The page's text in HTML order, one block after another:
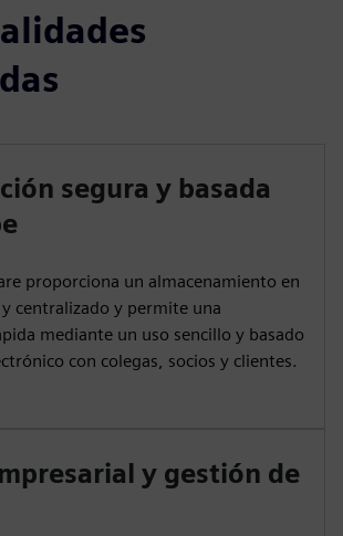
segura y basada
proporciona un almacenamiento en
centralizado y permite una
mediante un uso sencillo y basado
con colegas, socios y clientes.
y gestión de